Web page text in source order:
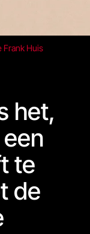
Frank Huis
het,
te
de